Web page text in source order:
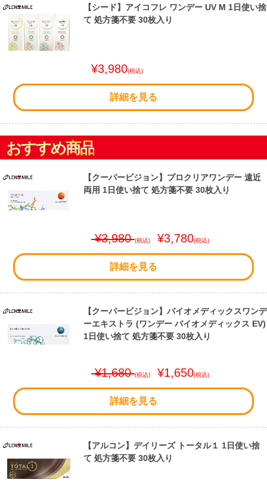
【シード】アイコフレ ワンデー UV M 1日使い捨
て 処方箋不要 30枚入り
¥3,980(税込)
詳細を見る
おすすめ商品
【クーパービジョン】プロクリアワンデー 遠近
両用 1日使い捨て 処方箋不要 30枚入り
¥3,980(税込) ¥3,780(税込)
詳細を見る
【クーパービジョン】バイオメディックスワンデ
ーエキストラ (ワンデー バイオメディックス EV)
1日使い捨て 処方箋不要 30枚入り
¥1,680(税込) ¥1,650(税込)
詳細を見る
【アルコン】デイリーズ トータル１ 1日使い捨
て 処方箋不要 30枚入り